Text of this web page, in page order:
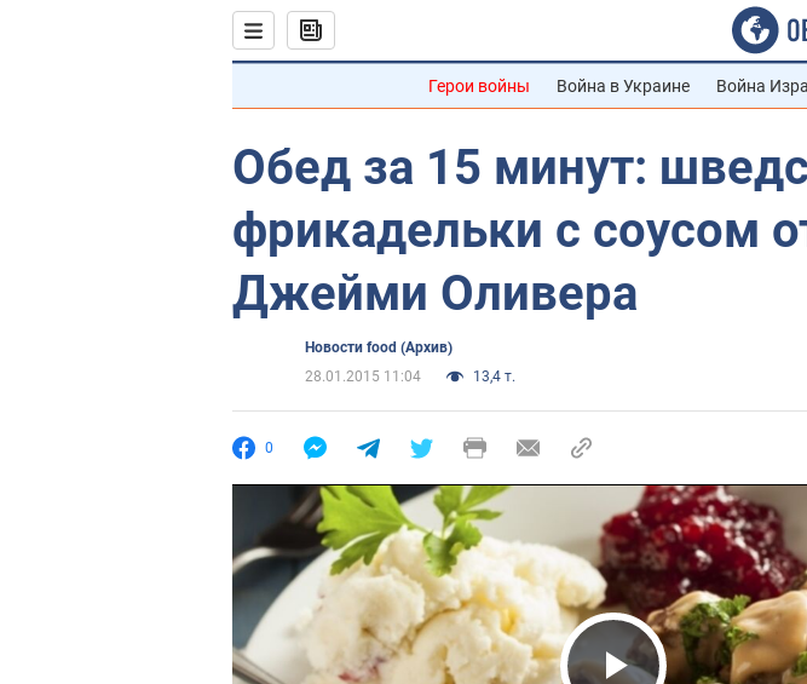
Герои войны Война в Украине Война
Обед за 15 минут:
фрикадельки с соусом
Джейми Оливера
Новости food (Архив)
28.01.2015 11:04
13,4 т.
0